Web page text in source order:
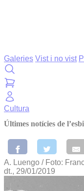
Galeries Vist i no vist
Cultura
Últimes notícies de
A. Luengo / Foto:
dt., 29/01/2019